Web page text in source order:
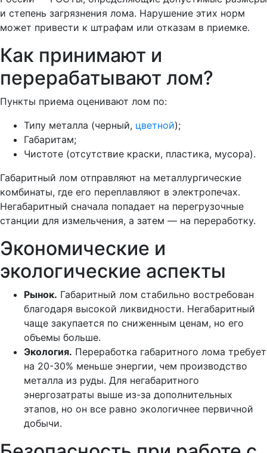
и степень загрязнения лома. Нарушение этих норм
может привести к штрафам или отказам в приемке.
Как принимают и
перерабатывают лом?
Пункты приема оценивают лом по:
Типу металла (черный, цветной);
Габаритам;
Чистоте (отсутствие краски, пластика, мусора).
Габаритный лом отправляют на металлургические
комбинаты, где его переплавляют в электропечах.
Негабаритный сначала попадает на перегрузочные
станции для измельчения, а затем — на переработку.
Экономические и
экологические аспекты
Рынок. Габаритный лом стабильно востребован
благодаря высокой ликвидности. Негабаритный
чаще закупается по сниженным ценам, но его
объемы больше.
Экология. Переработка габаритного лома требует
на 20-30% меньше энергии, чем производство
металла из руды. Для негабаритного
энергозатраты выше из-за дополнительных
этапов, но он все равно экологичнее первичной
добычи.